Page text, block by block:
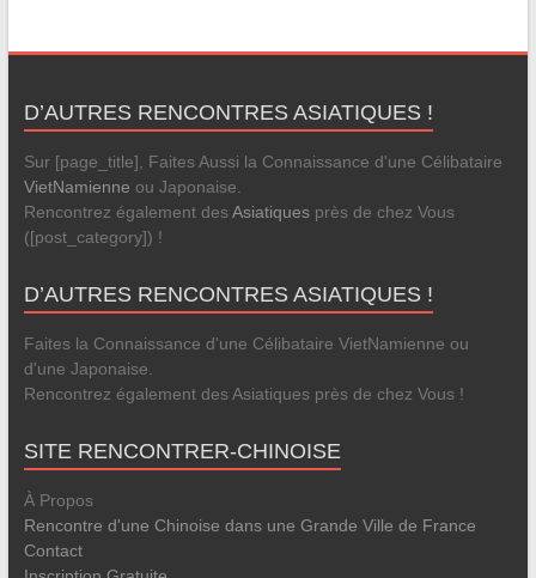
D’AUTRES RENCONTRES ASIATIQUES !
Sur [page_title], Faites Aussi la Connaissance d'une Célibataire
VietNamienne ou Japonaise.
Rencontrez également desAsiatiquesprès de chez Vous
([post_category]) !
D’AUTRES RENCONTRES ASIATIQUES !
Faites la Connaissance d'une Célibataire VietNamienne ou
d'une Japonaise.
Rencontrez également des Asiatiques près de chez Vous !
SITE RENCONTRER-CHINOISE
À Propos
Rencontre d'une Chinoise dans une Grande Ville de France
Contact